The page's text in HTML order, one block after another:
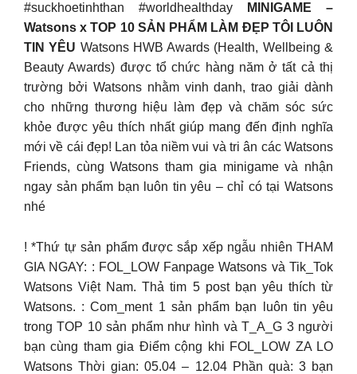
#suckhoetinhthan #worldhealthday
MINIGAME –
Watsons x TOP 10 SẢN PHẨM LÀM ĐẸP TÔI LUÔN
TIN YÊU Watsons HWB Awards (Health, Wellbeing &
Beauty Awards) được tổ chức hàng năm ở tất cả thị
trường bởi Watsons nhằm vinh danh, trao giải dành
cho những thương hiệu làm đẹp và chăm sóc sức
khỏe được yêu thích nhất giúp mang đến định nghĩa
mới về cái đẹp! Lan tỏa niềm vui và tri ân các Watsons
Friends, cùng Watsons tham gia minigame và nhận
ngay sản phẩm bạn luôn tin yêu – chỉ có tại Watsons
nhé
! *Thứ tự sản phẩm được sắp xếp ngẫu nhiên THAM
GIA NGAY: : FOL_LOW Fanpage Watsons và Tik_Tok
Watsons Việt Nam. Thả tim 5 post bạn yêu thích từ
Watsons. : Com_ment 1 sản phẩm bạn luôn tin yêu
trong TOP 10 sản phẩm như hình và T_A_G 3 người
bạn cùng tham gia Điểm cộng khi FOL_LOW ZA LO
Watsons Thời gian: 05.04 – 12.04 Phần quà: 3 bạn